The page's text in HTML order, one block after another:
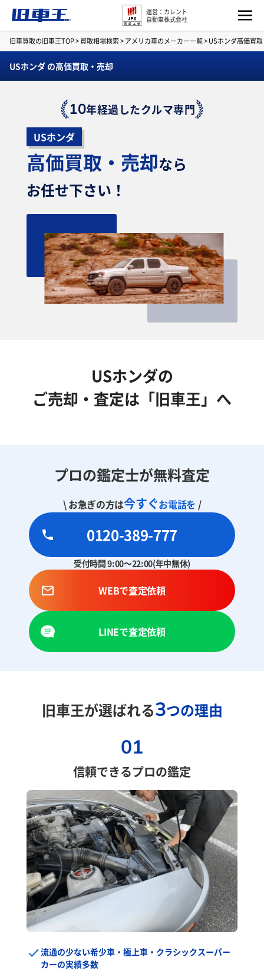
運営：カレント
自動車株式会社
旧車買取の旧車王TOP>買取相場検索>アメリカ車のメーカー一覧>USホンダ高価買
USホンダ の高価買取・売却
10年経過したクルマ専門
USホンダ
高価買取・売却なら
お任せ下さい！
USホンダの
ご売却・査定は「旧車王」へ
プロの鑑定士が無料査定
\ お急ぎの方は今すぐお電話を /
0120-389-777
受付時間 9:00～22:00(年中無休)
WEBで査定依頼
LINEで査定依頼
旧車王が選ばれる3つの理由
01
信頼できるプロの鑑定
流通の少ない希少車・極上車・クラシックスーパー
カーの実績多数